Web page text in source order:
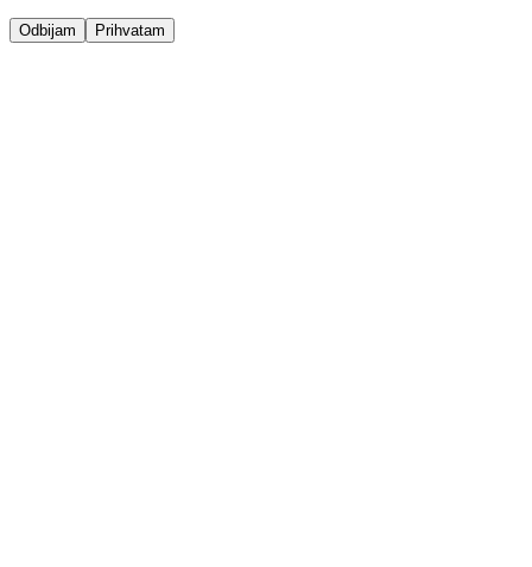
Odbijam Prihvatam